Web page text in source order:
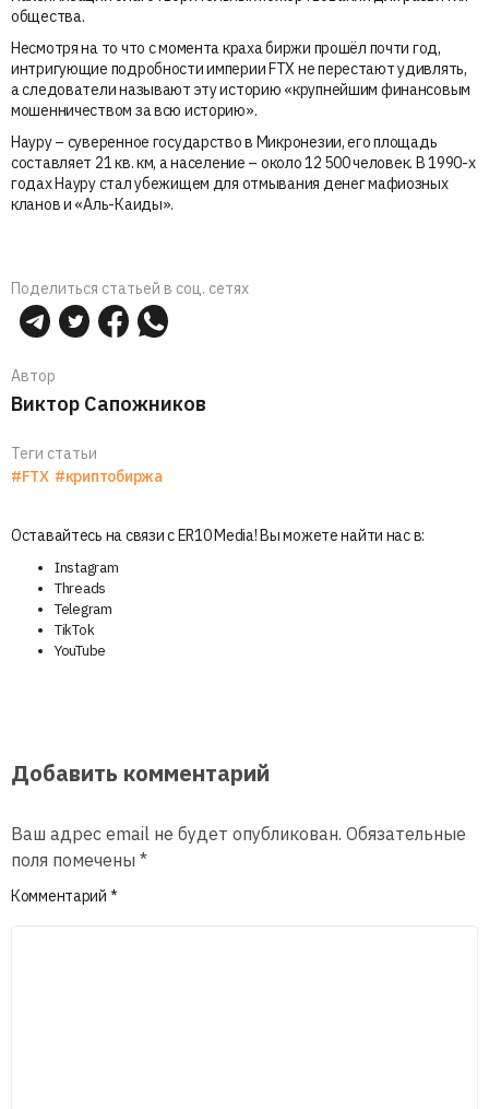
общества.
Несмотря на то что с момента краха биржи прошёл почти год,
интригующие подробности империи FTX не перестают удивлять,
а следователи называют эту историю «крупнейшим финансовым
мошенничеством за всю историю».
Науру – суверенное государство в Микронезии, его площадь
составляет 21 кв. км, а население – около 12 500 человек. В 1990-х
годах Науру стал убежищем для отмывания денег мафиозных
кланов и «Аль-Каиды».
Поделиться статьей в соц. сетях
Автор
Виктор Сапожников
Теги статьи
#FTX #криптобиржа
Оставайтесь на связи с ER10 Media! Вы можете найти нас в:
Instagram
Threads
Telegram
TikTok
YouTube
Добавить комментарий
Ваш адрес email не будет опубликован. Обязательные
поля помечены *
Комментарий *